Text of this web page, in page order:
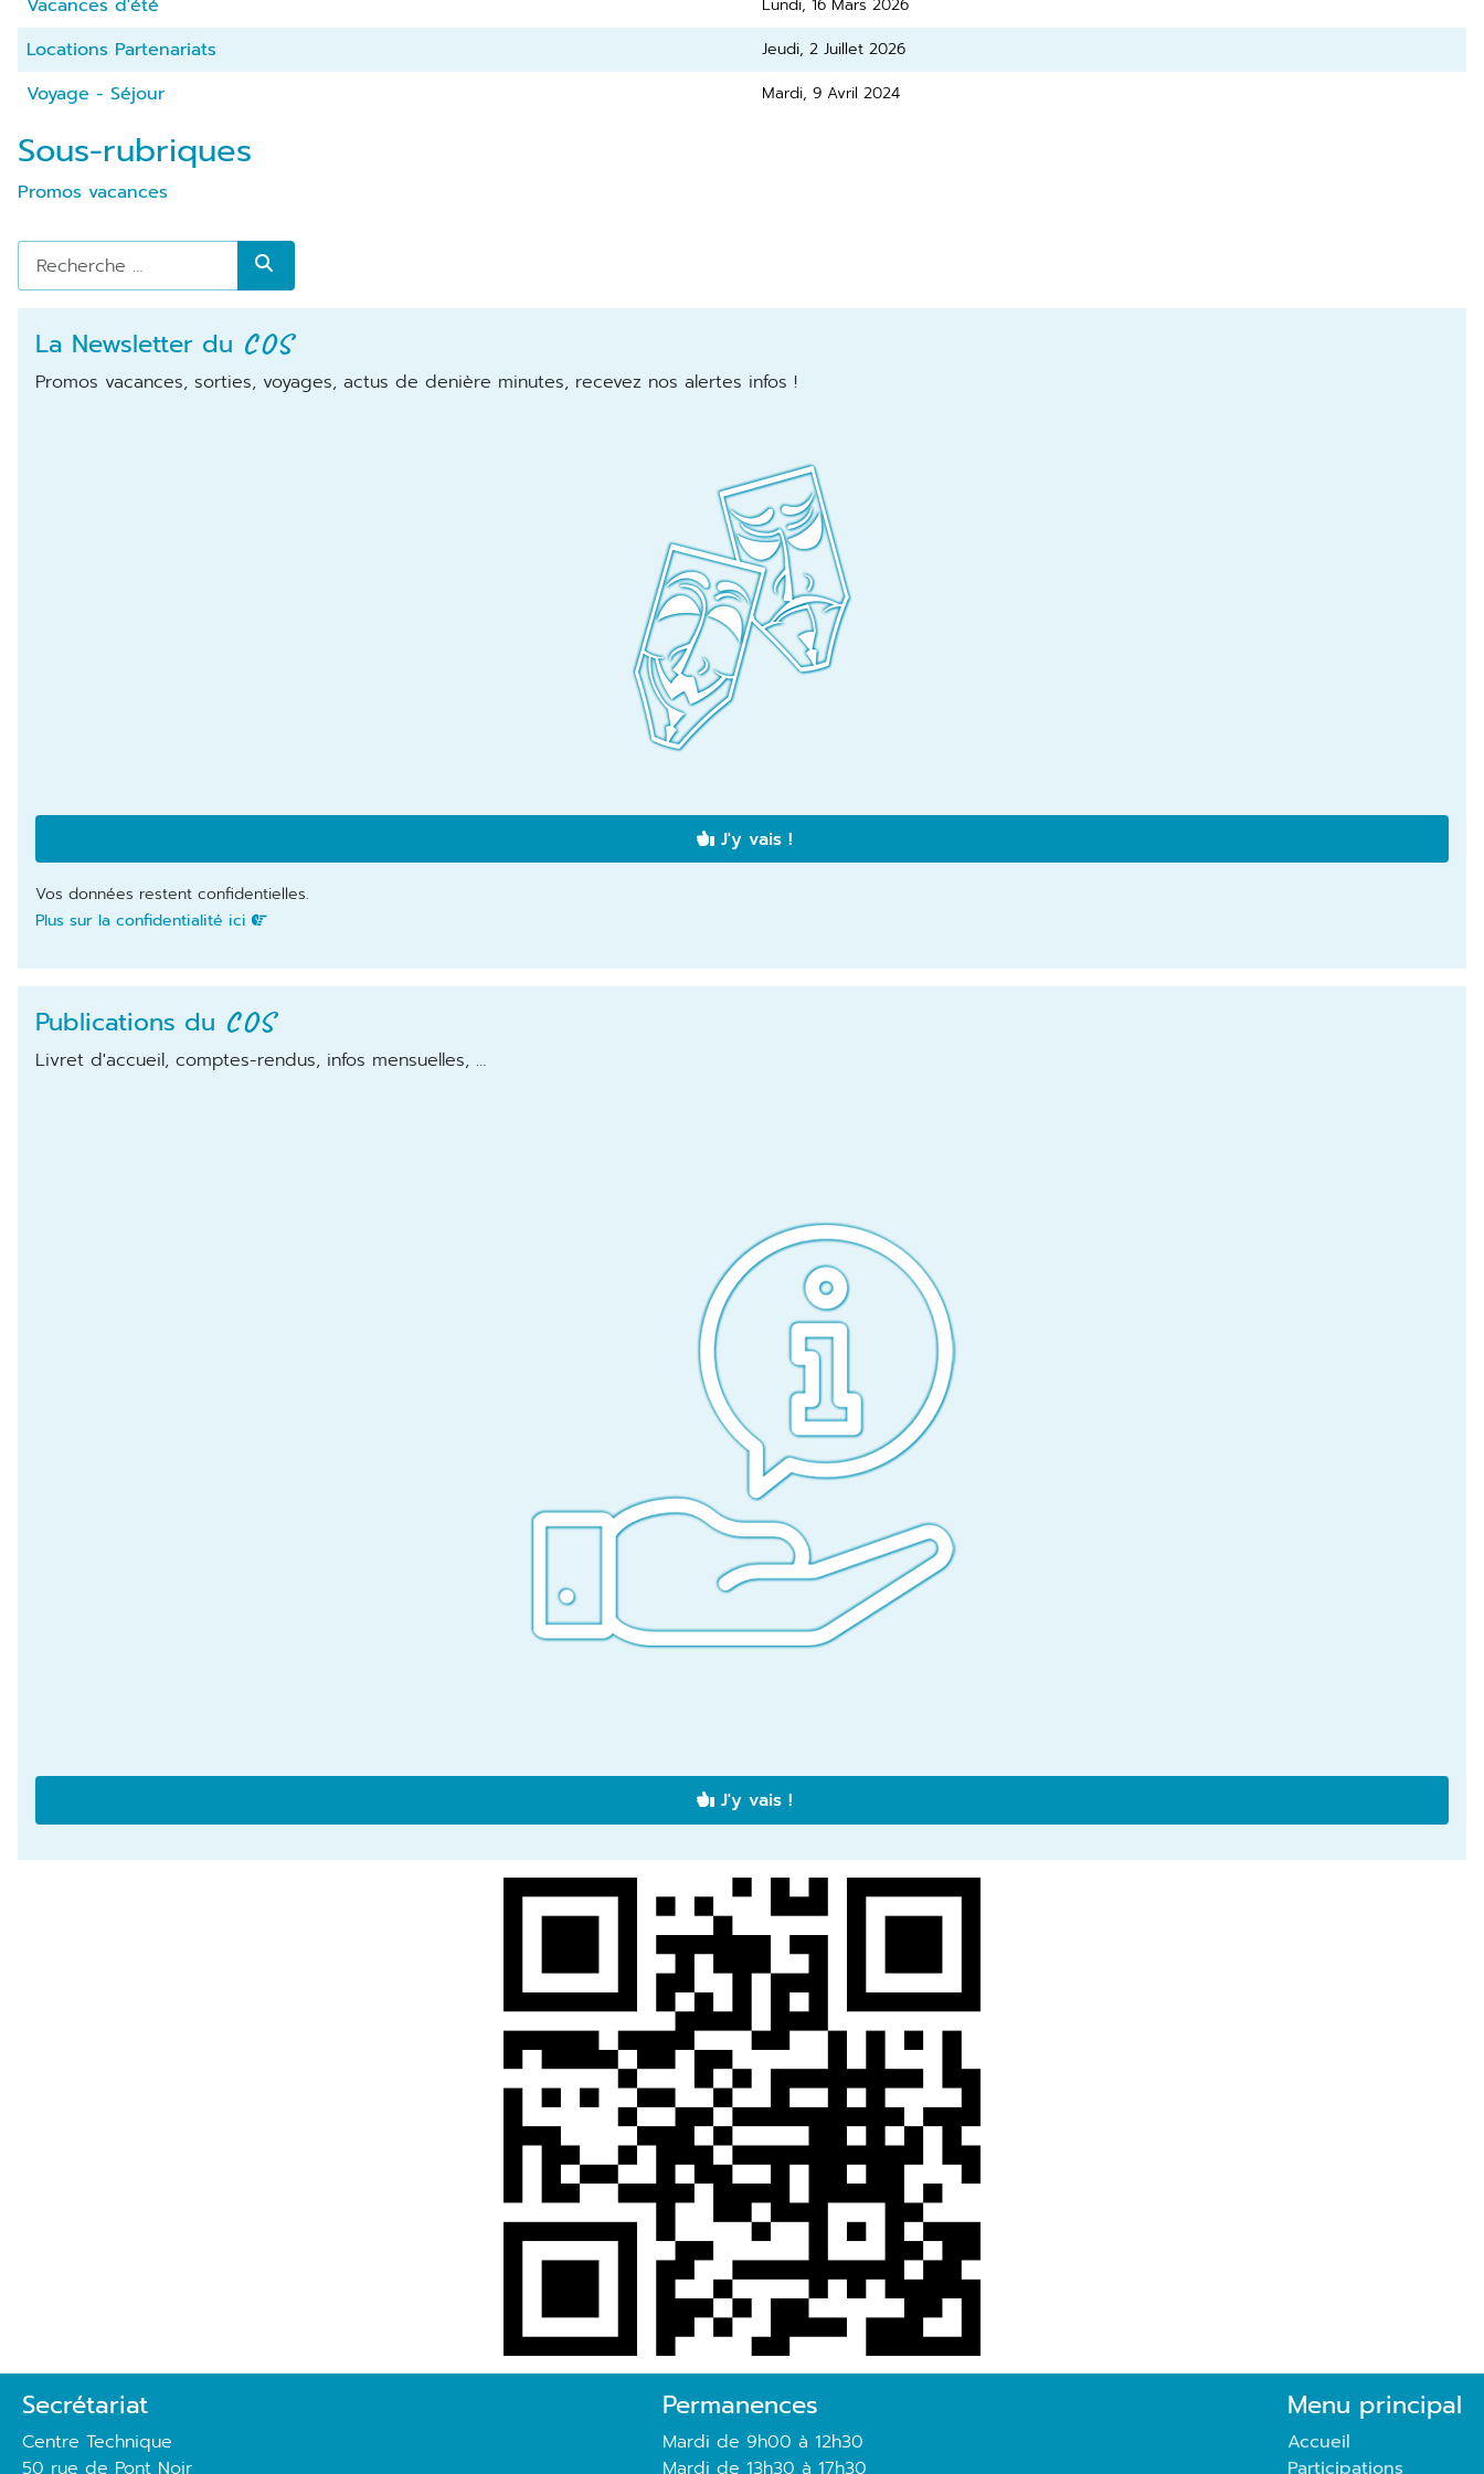
Vacances d'été Lundi, 16 Mars 2026
Locations Partenariats Jeudi, 2 Juillet 2026
Voyage - Séjour Mardi, 9 Avril 2024
Sous-rubriques
Promos vacances
Rechercher
La Newsletter du COS
Promos vacances, sorties, voyages, actus de denière minutes, recevez nos alertes infos !
J'y vais !
Vos données restent confidentielles.
Plus sur la confidentialité ici
Publications du COS
Livret d'accueil, comptes-rendus, infos mensuelles, …
J'y vais !
Secrétariat
Centre Technique
50 rue de Pont Noir
Permanences
Mardi de 9h00 à 12h30
Mardi de 13h30 à 17h30
Menu principal
Accueil
Participations